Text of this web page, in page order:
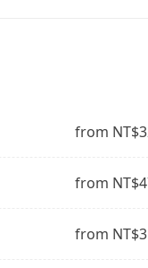
from NT$
from NT$
from NT$